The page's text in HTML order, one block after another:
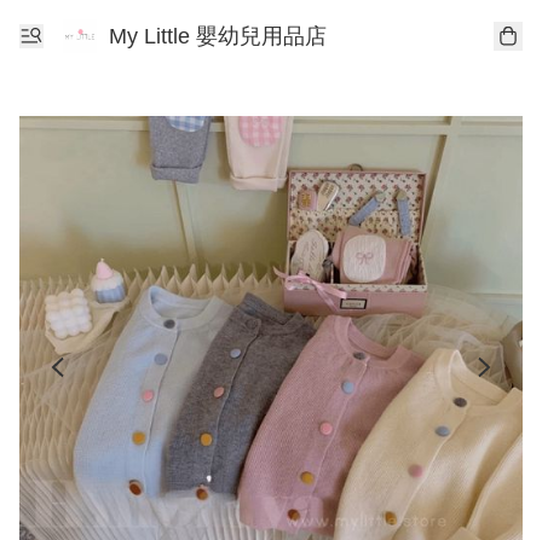
My Little 嬰幼兒用品店